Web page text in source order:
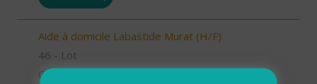
Aide à domicile Labastide Murat (H/F)
46 - Lot
CDI